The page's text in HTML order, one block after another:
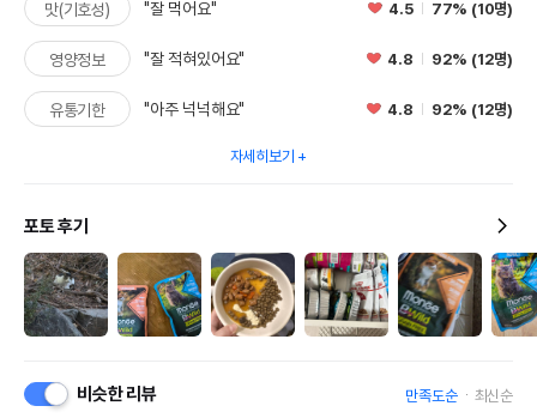
맛(기호성) "잘 먹어요" 4.5 77% (10명)
영양정보 "잘 적혀있어요" 4.8 92% (12명)
유통기한 "아주 넉넉해요" 4.8 92% (12명)
자세히보기
포토 후기
비슷한 리뷰 만족도순 최신순